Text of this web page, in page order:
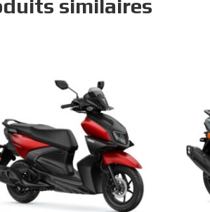
similaires